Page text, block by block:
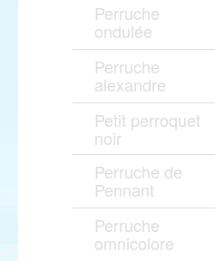
Perruche
ondulée
Perruche
alexandre
Petit perroquet
noir
Perruche de
Pennant
Perruche
omnicolore